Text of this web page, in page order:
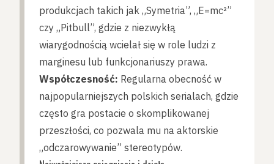
produkcjach takich jak „Symetria”, „E=mc²”
czy „Pitbull”, gdzie z niezwykłą
wiarygodnością wcielał się w role ludzi z
marginesu lub funkcjonariuszy prawa.
Współczesność: Regularna obecność w
najpopularniejszych polskich serialach, gdzie
często gra postacie o skomplikowanej
przeszłości, co pozwala mu na aktorskie
„odczarowywanie” stereotypów.